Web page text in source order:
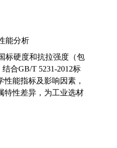
能分析
标硬度和抗拉强度（包
合GB/T 5231-2012标
能指标及影响因素，
特性差异，为工业选材